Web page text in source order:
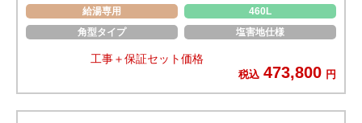
給湯専用
460L
角型タイプ
塩害地仕様
工事＋保証セット価格
税込 473,800 円